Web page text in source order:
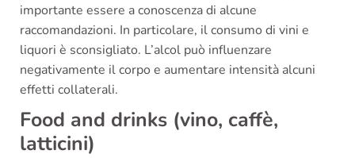
importante essere a conoscenza di alcune
raccomandazioni. In particolare, il consumo di vini e
liquori è sconsigliato. L’alcol può influenzare
negativamente il corpo e aumentare intensità alcuni
effetti collaterali.
Food and drinks (vino, caffè,
latticini)